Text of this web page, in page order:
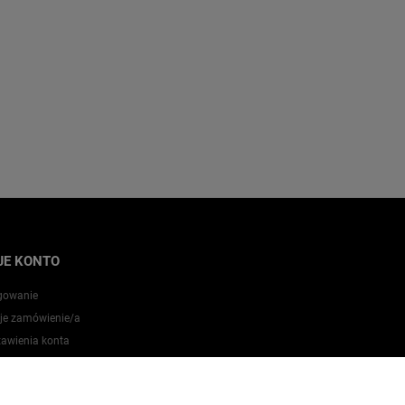
KONTO
zamówienie/a
konta